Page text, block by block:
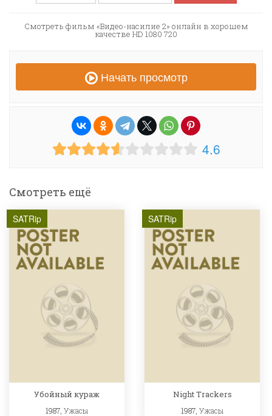
Смотреть фильм «Видео-насилие 2» онлайн в хорошем
качестве HD 1080 720
Начать просмотр
4.6
Смотреть ещё
SATRip
Убойный кураж
1987, Ужасы
SATRip
Night Trackers
1987,Ужасы